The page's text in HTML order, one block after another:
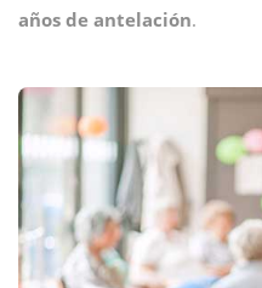
años de antelación.